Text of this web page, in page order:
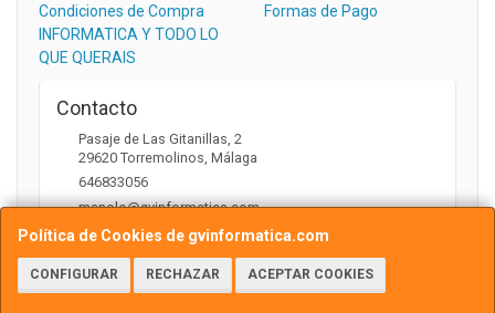
Política de Cookies de gvinformatica.com
CONFIGURAR RECHAZAR ACEPTAR COOKIES
Condiciones de Compra
Formas de Pago
INFORMATICA Y TODO LO
QUE QUERAIS
Contacto
Pasaje de Las Gitanillas, 2
29620 Torremolinos Málaga
646833056
manolo@gvinformatica.com
Horario